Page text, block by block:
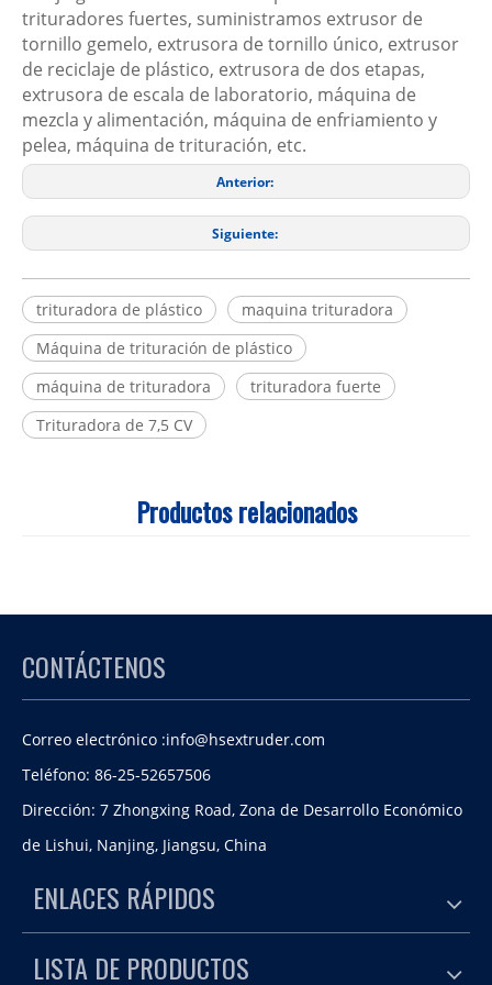
trituradores fuertes, suministramos extrusor de
tornillo gemelo, extrusora de tornillo único, extrusor
de reciclaje de plástico, extrusora de dos etapas,
extrusora de escala de laboratorio, máquina de
mezcla y alimentación, máquina de enfriamiento y
pelea, máquina de trituración, etc.
Anterior:
Siguiente:
trituradora de plástico
maquina trituradora
Máquina de trituración de plástico
máquina de trituradora
trituradora fuerte
Trituradora de 7,5 CV
Productos relacionados
CONTÁCTENOS
Correo electrónico :info@hsextruder.com
Teléfono: 86-25-52657506
Dirección: 7 Zhongxing Road, Zona de Desarrollo Económico
de Lishui, Nanjing, Jiangsu, China
ENLACES RÁPIDOS
LISTA DE PRODUCTOS